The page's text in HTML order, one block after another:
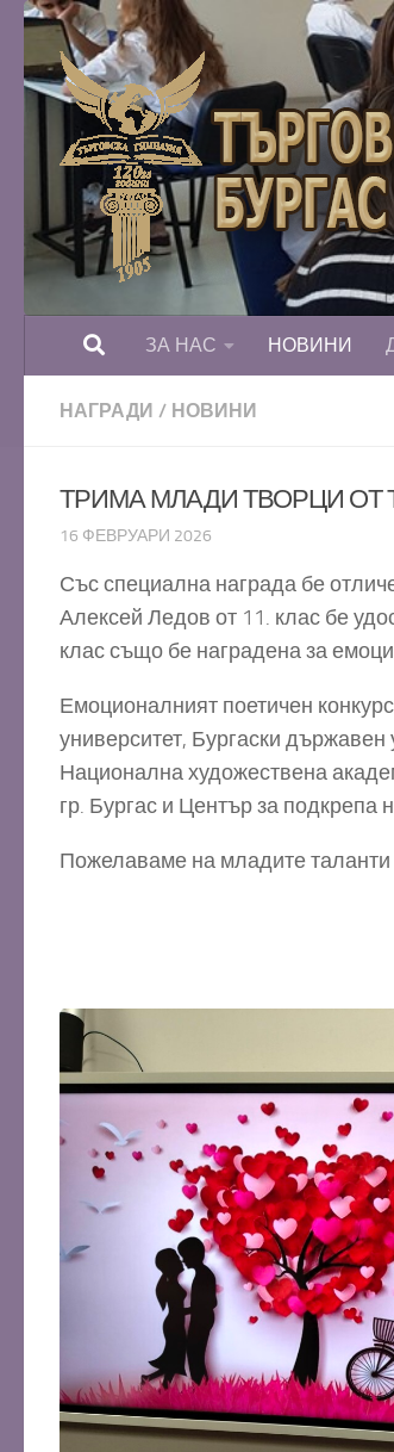
Към съдържанието
ЗА НАС НОВИНИ
НАГРАДИ / НОВИНИ
ТРИМА МЛАДИ ТВОРЦИ ОТ
16 ФЕВРУАРИ 2026
Със специална награда бе
Алексей Ледов от 11. клас бе
клас също бе наградена за
Емоционалният поетичен
университет, Бургаски
Национална художествена
гр. Бургас и Център за подкрепа
Пожелаваме на младите